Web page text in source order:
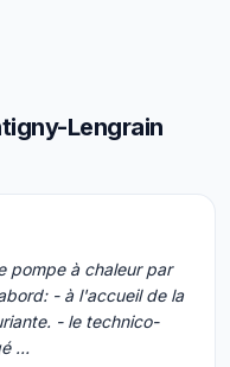
Lengrain
pompe à chaleur par
- à l'accueil de la
- le technico-
…